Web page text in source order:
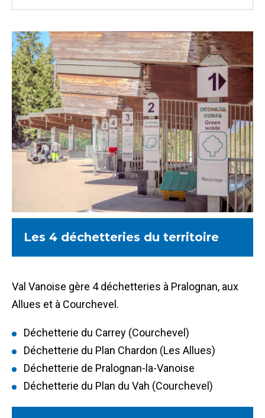
Les 4 déchetteries du territoire
Val Vanoise gère 4 déchetteries à Pralognan, aux
Allues et à Courchevel.
Déchetterie du Carrey (Courchevel)
Déchetterie du Plan Chardon (Les Allues)
Déchetterie de Pralognan-la-Vanoise
Déchetterie du Plan du Vah (Courchevel)